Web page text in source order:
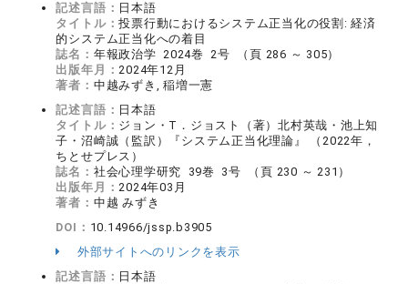
記述言語： 日本語
タイトル：投票行動におけるシステム正当化の役割: 経済
的システム正当化への着目
誌名： 年報政治学 2024巻 2号 （頁 286 ～ 305）
出版年月：2024年12月
著者： 中越みずき, 稲増一憲
記述言語： 日本語
タイトル： ジョン・T．ジョスト（著）北村英哉・池上知
子・沼崎誠（監訳）『システム正当化理論』 （2022年，
ちとせプレス）
誌名： 社会心理学研究 39巻 3号 （頁 230 ～ 231）
出版年月：2024年03月
著者： 中越 みずき
DOI： 10.14966/jssp.b3905
外部サイトへのリンクを表示
記述言語： 日本語